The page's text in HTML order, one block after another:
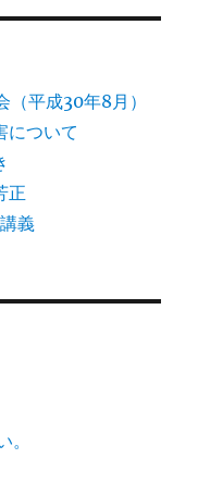
（平成30年8月）
について
正
義